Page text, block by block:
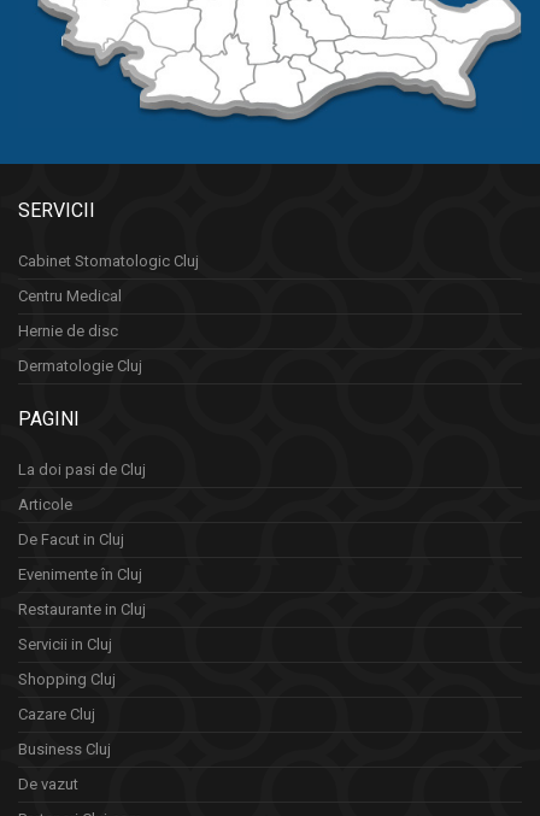
SERVICII
Cabinet Stomatologic Cluj
Centru Medical
Hernie de disc
Dermatologie Cluj
PAGINI
La doi pasi de Cluj
Articole
De Facut in Cluj
Evenimente în Cluj
Restaurante in Cluj
Servicii in Cluj
Shopping Cluj
Cazare Cluj
Business Cluj
De vazut